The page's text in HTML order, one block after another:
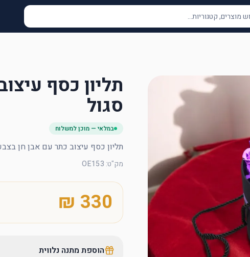
תליון כסף
סגול
במלאי — מוכן למשלוח
תליון כסף עיצוב כתר עם אבן חן
מק"ט:
OE153
הוספת מתנה נלווית